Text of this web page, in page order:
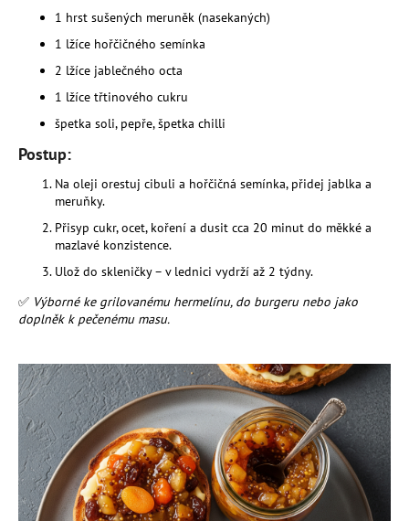
1 hrst sušených meruněk (nasekaných)
1 lžíce hořčičného semínka
2 lžíce jablečného octa
1 lžíce třtinového cukru
špetka soli, pepře, špetka chilli
Postup:
Na oleji orestuj cibuli a hořčičná semínka, přidej jablka a
meruňky.
Přisyp cukr, ocet, koření a dusit cca 20 minut do měkké a
mazlavé konzistence.
Ulož do skleničky – v lednici vydrží až 2 týdny.
✅ Výborné ke grilovanému hermelínu, do burgeru nebo jako
doplněk k pečenému masu.
j
HLEDAT
D
o
o
r
u